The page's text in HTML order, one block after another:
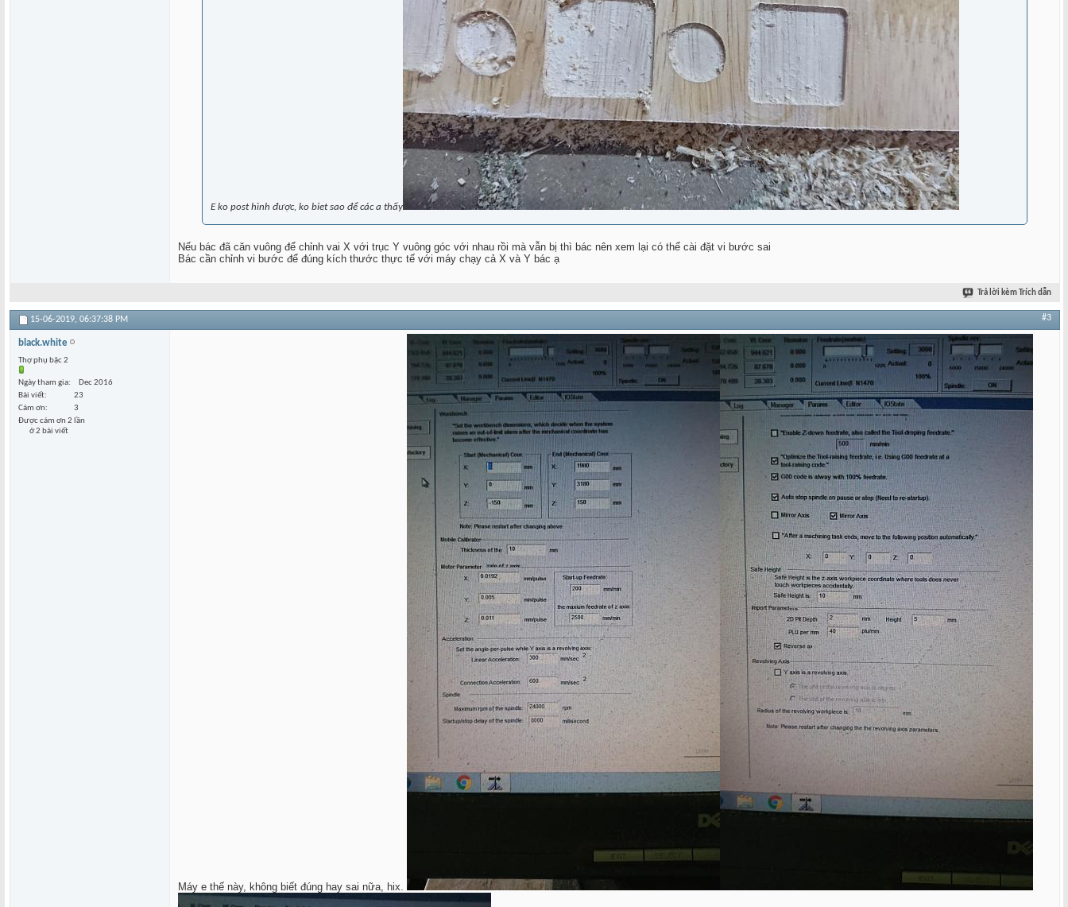
E ko post hình được, ko biet sao để các a thấy
Nếu bác đã căn vuông để chỉnh vai X với trục Y vuông góc với nhau rồi mà vẫn bị thì bác nên xem lại có thể cài đặt vi bước sai
Bác cần chỉnh vi bước để đúng kích thước thực tế với máy chạy cả X và Y bác ạ
Trả lời kèm Trích dẫn
15-06-2019, 06:37:38 PM #3
black.white
Thợ phụ bậc 2
Ngày tham gia
Dec 2016
Bài viết
23
Cám ơn
3
Được cám ơn 2 lần
ở 2 bài viết
Máy e thế này, không biết đúng hay sai nữa, hix.